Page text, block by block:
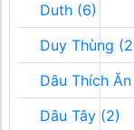
Duth (6)
Duy Thùng
Dâu Thích Ăn
Dâu Tây (2)